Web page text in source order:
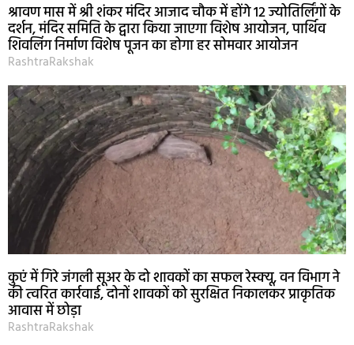
श्रावण मास में श्री शंकर मंदिर आजाद चौक में होंगे 12 ज्योतिर्लिंगों के
दर्शन, मंदिर समिति के द्वारा किया जाएगा विशेष आयोजन, पार्थिव
शिवलिंग निर्माण विशेष पूजन का होगा हर सोमवार आयोजन
RashtraRakshak
कुएं में गिरे जंगली सूअर के दो शावकों का सफल रेस्क्यू, वन विभाग ने
की त्वरित कार्रवाई, दोनों शावकों को सुरक्षित निकालकर प्राकृतिक
आवास में छोड़ा
RashtraRakshak